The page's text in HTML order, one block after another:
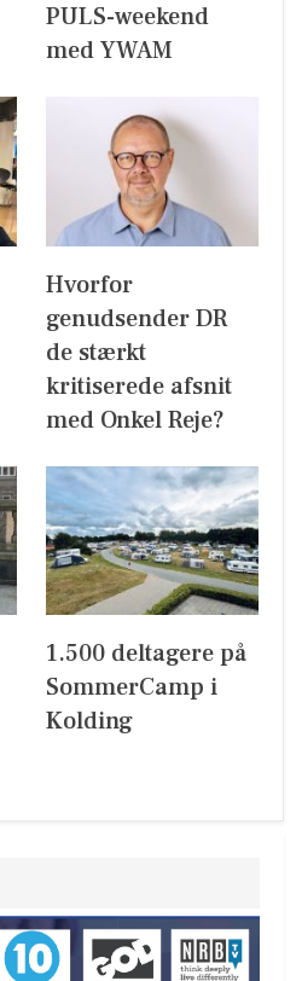
PULS-weekend
med YWAM
Hvorfor
genudsender DR
de stærkt
kritiserede afsnit
med Onkel Reje?
1.500 deltagere på
SommerCamp i
Kolding